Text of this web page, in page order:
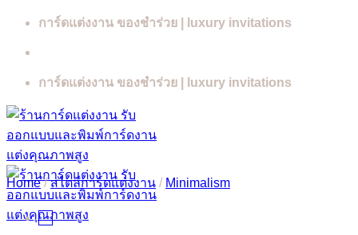
Skip
การ์ดแต่งงาน ของชำร่วย | luxury invitations
การ์ดแต่งงาน ของชำร่วย | luxury invitations
Home / สไตล์การ์ดแต่งงาน / Minimalism